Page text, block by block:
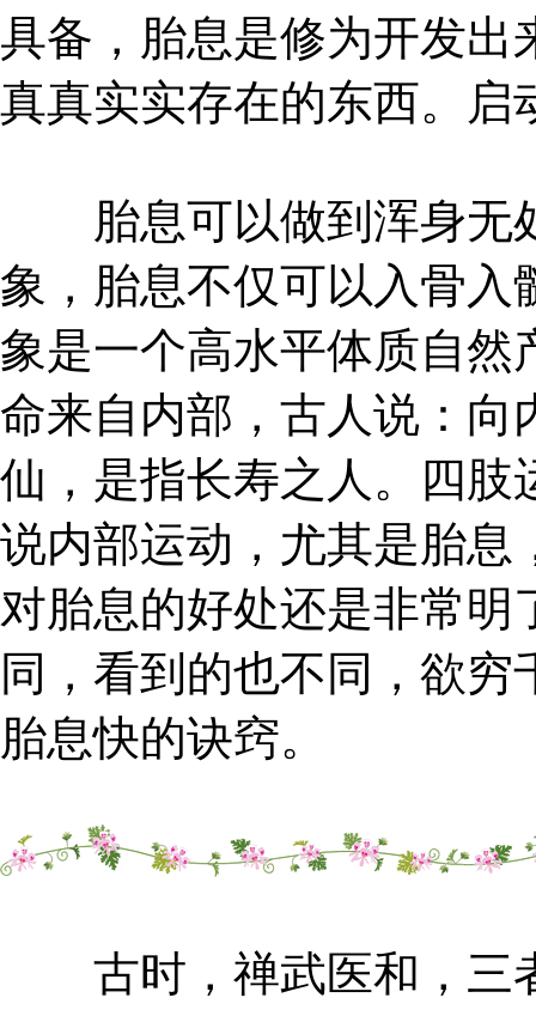
具备，胎息是修为开发出
真真实实存在的东西。启
胎息可以做到浑身无
象，胎息不仅可以入骨入
象是一个高水平体质自然
命来自内部，古人说：向
仙，是指长寿之人。四肢
说内部运动，尤其是胎息
对胎息的好处还是非常
同，看到的也不同，欲
胎息快的诀窍。
古时，禅武医和，三